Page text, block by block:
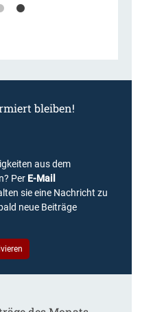
bleiben!
aus dem
Per E-Mail
sie eine Nachricht zu
neue Beiträge